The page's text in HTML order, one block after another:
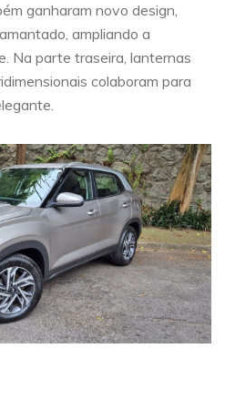
ganharam novo design,
ampliando a
Na parte traseira, lanternas
colaboram para